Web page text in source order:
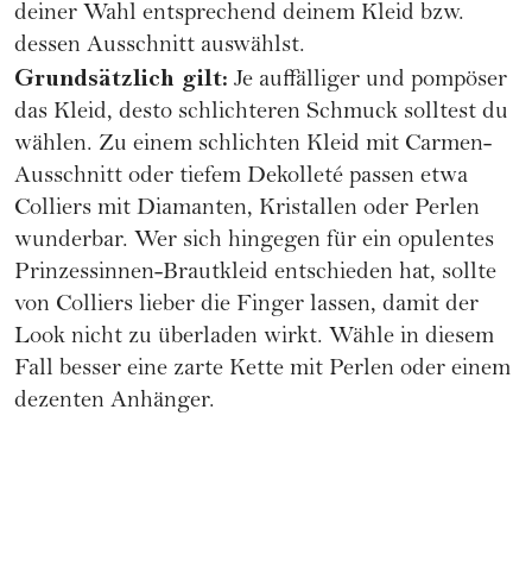
deiner Wahl entsprechend deinem Kleid bzw.
dessen Ausschnitt auswählst.
Grundsätzlich gilt: Je auffälliger und pompöser
das Kleid, desto schlichteren Schmuck solltest du
wählen. Zu einem schlichten Kleid mit Carmen-
Ausschnitt oder tiefem Dekolleté passen etwa
Colliers mit Diamanten, Kristallen oder Perlen
wunderbar. Wer sich hingegen für ein opulentes
Prinzessinnen-Brautkleid entschieden hat, sollte
von Colliers lieber die Finger lassen, damit der
Look nicht zu überladen wirkt. Wähle in diesem
Fall besser eine zarte Kette mit Perlen oder einem
dezenten Anhänger.